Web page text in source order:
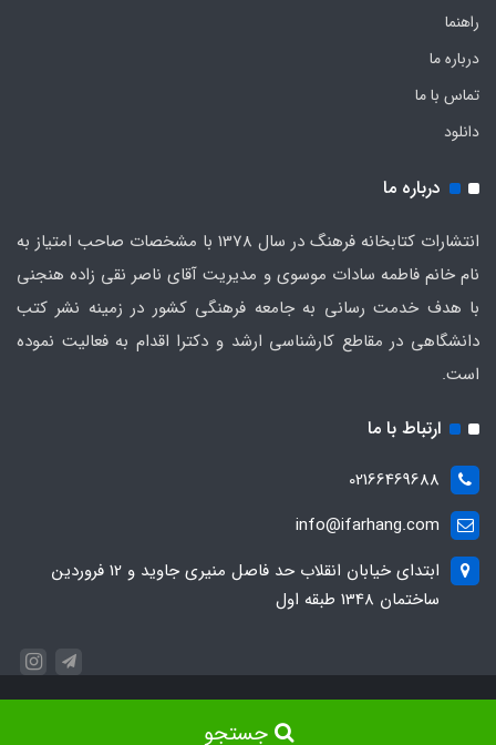
جستجو
راهنما
درباره ما
تماس با ما
دانلود
درباره ما
انتشارات کتابخانه فرهنگ در سال 1378 با مشخصات صاحب امتیاز به
نام خانم فاطمه سادات موسوی و مدیریت آقای ناصر نقی زاده هنجنی
با هدف خدمت رسانی به جامعه فرهنگی کشور در زمینه نشر کتب
دانشگاهی در مقاطع کارشناسی ارشد و دکترا اقدام به فعالیت نموده
است.
ارتباط با ما
02166469688
info@ifarhang.com
ابتداي خيابان انقلاب حد فاصل منيري جاويد و 12 فروردين
ساختمان 1348 طبقه اول